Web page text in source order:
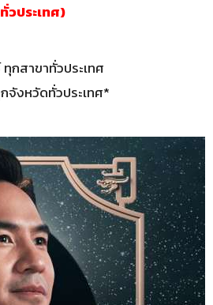
วประเทศ)
กสาขาทั่วประเทศ
จังหวัดทั่วประเทศ*